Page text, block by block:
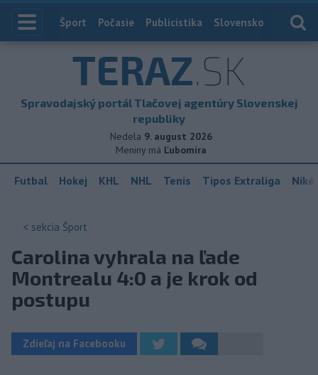
Index
Šport Počasie Publicistika Slovensko
TERAZ.SK
Spravodajský portál Tlačovej agentúry Slovenskej
republiky
Nedela 9. august 2026
Meniny má Ľubomíra
Futbal Hokej KHL NHL Tenis Tipos Extraliga
< sekcia Šport
Carolina vyhrala na ľade
Montrealu 4:0 a je krok od
postupu
Zdieľaj na Facebooku